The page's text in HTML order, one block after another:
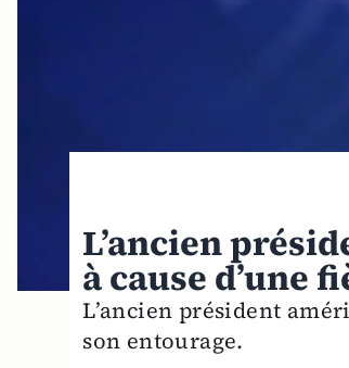
L’ancien
à cause d’une
L’ancien président
son entourage.